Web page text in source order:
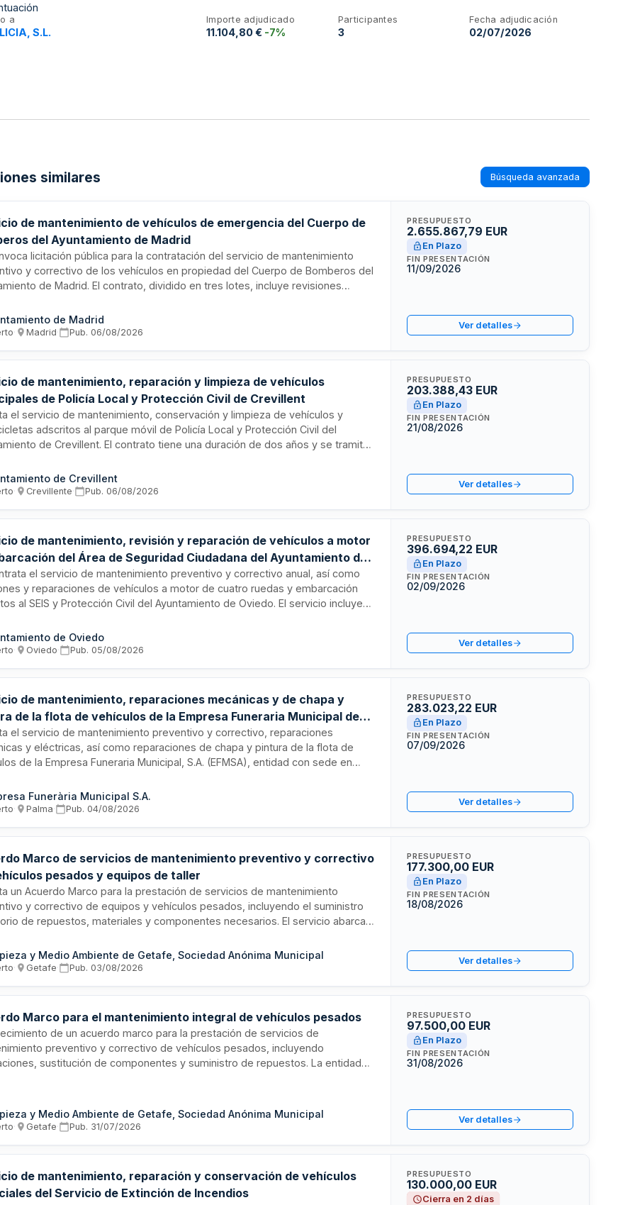
a
S.L.
Importe adjudicado
11.104,80 € -7%
Participantes
3
Fecha adjudicación
02/07/2026
similares Búsqueda avanzada
de mantenimiento de vehículos de emergencia del Cuerpo de
del Ayuntamiento de Madrid
licitación pública para la contratación del servicio de mantenimiento
y correctivo de los vehículos en propiedad del Cuerpo de Bomberos del
de Madrid. El contrato, dividido en tres lotes, incluye revisiones
la operatividad de la flota de vehículos de emergencia. Lo licita el Área de
de Vicealcaldía, Portavoz, Seguridad y Emergencias. El importe total del
de Madrid
· Madrid· Pub. 06/08/2026
PRESUPUESTO
2.655.867,79 EUR
En Plazo
FIN PRESENTACIÓN
11/09/2026
Ver detalles
de mantenimiento, reparación y limpieza de vehículos
de Policía Local y Protección Civil de Crevillent
el servicio de mantenimiento, conservación y limpieza de vehículos y
adscritos al parque móvil de Policía Local y Protección Civil del
de Crevillent. El contrato tiene una duración de dos años y se tramita
asciende a ciento siete mil euros incluido impuesto sobre el valor añadido.
se realizará conforme a criterios de precio, garantía de reparación,
de Crevillent
· Crevillente· Pub. 06/08/2026
PRESUPUESTO
203.388,43 EUR
En Plazo
FIN PRESENTACIÓN
21/08/2026
Ver detalles
de mantenimiento, revisión y reparación de vehículos a motor
del Área de Seguridad Ciudadana del Ayuntamiento de
el servicio de mantenimiento preventivo y correctivo anual, así como
y reparaciones de vehículos a motor de cuatro ruedas y embarcación
al SEIS y Protección Civil del Ayuntamiento de Oviedo. El servicio incluye
y partes estructurales, tapicería y cambios de neumáticos. Debe ser
por personal formado con medios técnicos adecuados que garanticen el
del fabricante.
de Oviedo
· Oviedo· Pub. 05/08/2026
PRESUPUESTO
396.694,22 EUR
En Plazo
FIN PRESENTACIÓN
02/09/2026
Ver detalles
de mantenimiento, reparaciones mecánicas y de chapa y
de la flota de vehículos de la Empresa Funeraria Municipal de
de Mallorca
el servicio de mantenimiento preventivo y correctivo, reparaciones
y eléctricas, así como reparaciones de chapa y pintura de la flota de
de la Empresa Funeraria Municipal, S.A. (EFMSA), entidad con sede en
diagnosis electrónica, servicio de grúa en toda la isla, gestión de la
técnica de vehículos y reposición de imagen corporativa de la flota. La
en Mallorca con instalaciones autorizadas para mecánica, chapa y
así como personal especializado y equipo de diagnosis.
Funerària Municipal S.A.
· Palma· Pub. 04/08/2026
PRESUPUESTO
283.023,22 EUR
En Plazo
FIN PRESENTACIÓN
07/09/2026
Ver detalles
Marco de servicios de mantenimiento preventivo y correctivo
pesados y equipos de taller
un Acuerdo Marco para la prestación de servicios de mantenimiento
y correctivo de equipos y vehículos pesados, incluyendo el suministro
de repuestos, materiales y componentes necesarios. El servicio abarca
organizándose en cuatro lotes según el tipo de equipo: grúas,
rodillos compactadores y compactadores. La finalidad es
los equipos en condiciones adecuadas de funcionamiento y seguridad
a las recomendaciones técnicas del fabricante.
y Medio Ambiente de Getafe, Sociedad Anónima Municipal
· Getafe· Pub. 03/08/2026
PRESUPUESTO
177.300,00 EUR
En Plazo
FIN PRESENTACIÓN
18/08/2026
Ver detalles
Marco para el mantenimiento integral de vehículos pesados
de un acuerdo marco para la prestación de servicios de
preventivo y correctivo de vehículos pesados, incluyendo
sustitución de componentes y suministro de repuestos. La entidad
con tramitación mixta, combinando servicios como prestación principal y
como componente accesorio.
y Medio Ambiente de Getafe, Sociedad Anónima Municipal
· Getafe· Pub. 31/07/2026
PRESUPUESTO
97.500,00 EUR
En Plazo
FIN PRESENTACIÓN
31/08/2026
Ver detalles
de mantenimiento, reparación y conservación de vehículos
del Servicio de Extinción de Incendios
PRESUPUESTO
130.000,00 EUR
Cierra en 2 días